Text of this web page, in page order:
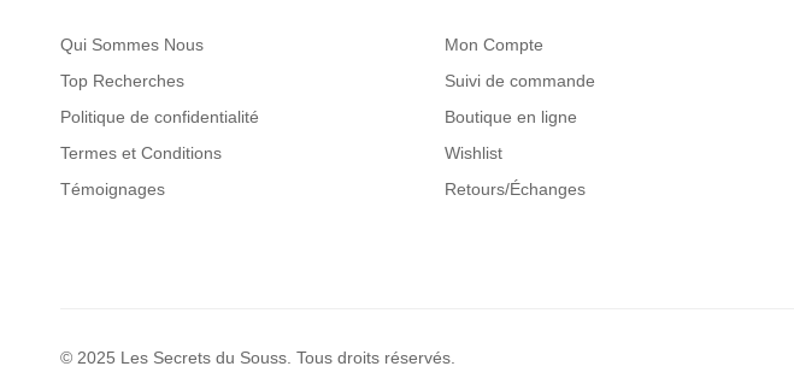
Qui Sommes Nous
Top Recherches
Politique de confidentialité
Termes et Conditions
Témoignages
Mon Compte
Suivi de commande
Boutique en ligne
Wishlist
Retours/Échanges
© 2025 Les Secrets du Souss. Tous droits réservés.